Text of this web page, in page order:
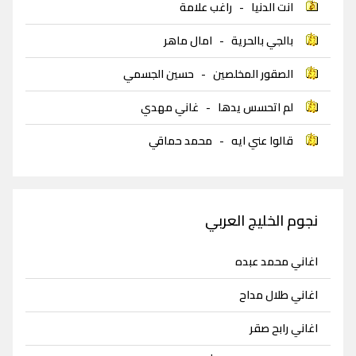
انت الدنيا - راغب علامة
بالجي بالحرية - امال ماهر
الصقور المخلصين - حسين الجسمي
لم اتحسس يدها - غاني مهدي
قالوا عني ايه - محمد حماقي
نجوم الخليج العربي
اغاني محمد عبده
اغاني طلال مداح
اغاني رابح صقر